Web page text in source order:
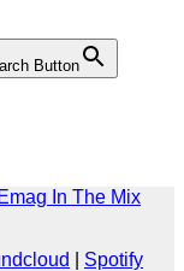
Button
In The Mix
Spotify